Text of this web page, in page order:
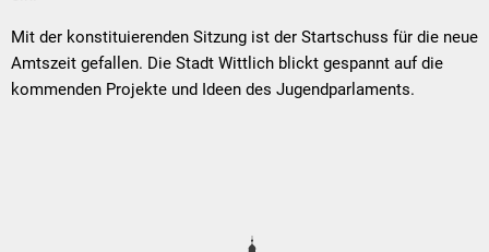
Mit der konstituierenden Sitzung ist der Startschuss für die neue
Amtszeit gefallen. Die Stadt Wittlich blickt gespannt auf die
kommenden Projekte und Ideen des Jugendparlaments.